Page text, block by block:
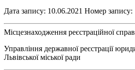
Дата запису: 10.06.2021 Номер
Місцезнаходження реєстраційної
Управління державної реєстрації
Львівської міської ради